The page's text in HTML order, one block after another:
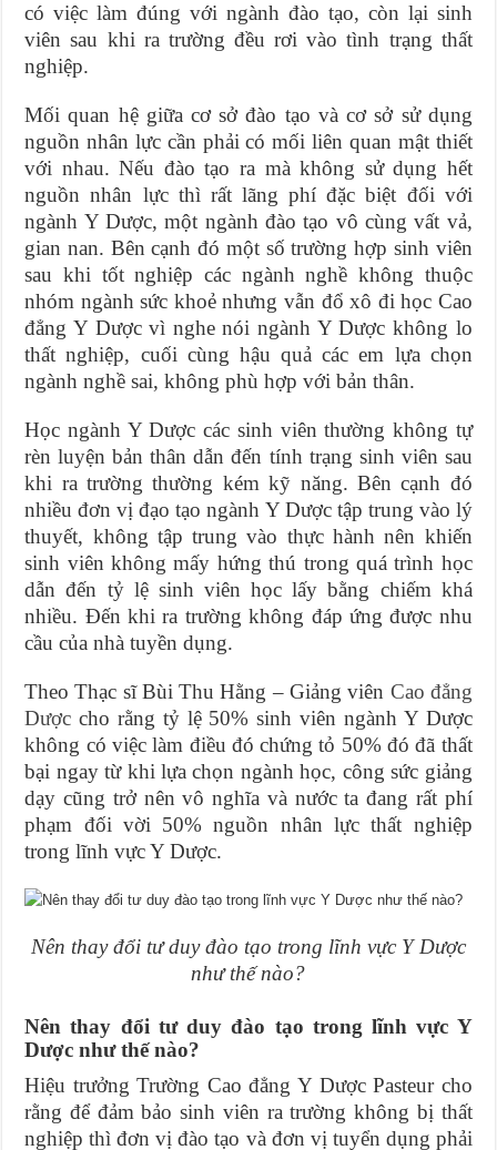
có việc làm đúng với ngành đào tạo, còn lại sinh
viên sau khi ra trường đều rơi vào tình trạng thất
nghiệp.
Mối quan hệ giữa cơ sở đào tạo và cơ sở sử dụng
nguồn nhân lực cần phải có mối liên quan mật thiết
với nhau. Nếu đào tạo ra mà không sử dụng hết
nguồn nhân lực thì rất lãng phí đặc biệt đối với
ngành Y Dược, một ngành đào tạo vô cùng vất vả,
gian nan. Bên cạnh đó một số trường hợp sinh viên
sau khi tốt nghiệp các ngành nghề không thuộc
nhóm ngành sức khoẻ nhưng vẫn đổ xô đi học Cao
đẳng Y Dược vì nghe nói ngành Y Dược không lo
thất nghiệp, cuối cùng hậu quả các em lựa chọn
ngành nghề sai, không phù hợp với bản thân.
Học ngành Y Dược các sinh viên thường không tự
rèn luyện bản thân dẫn đến tính trạng sinh viên sau
khi ra trường thường kém kỹ năng. Bên cạnh đó
nhiều đơn vị đạo tạo ngành Y Dược tập trung vào lý
thuyết, không tập trung vào thực hành nên khiến
sinh viên không mấy hứng thú trong quá trình học
dẫn đến tỷ lệ sinh viên học lấy bằng chiếm khá
nhiều. Đến khi ra trường không đáp ứng được nhu
cầu của nhà tuyền dụng.
Theo Thạc sĩ Bùi Thu Hằng – Giảng viên Cao đẳng
Dược cho rằng tỷ lệ 50% sinh viên ngành Y Dược
không có việc làm điều đó chứng tỏ 50% đó đã thất
bại ngay từ khi lựa chọn ngành học, công sức giảng
dạy cũng trở nên vô nghĩa và nước ta đang rất phí
phạm đối vời 50% nguồn nhân lực thất nghiệp
trong lĩnh vực Y Dược.
Nên thay đổi tư duy đào tạo trong lĩnh vực Y Dược
như thế nào?
Nên thay đổi tư duy đào tạo trong lĩnh vực Y
Dược như thế nào?
Hiệu trưởng Trường Cao đẳng Y Dược Pasteur cho
rằng để đảm bảo sinh viên ra trường không bị thất
nghiệp thì đơn vị đào tạo và đơn vị tuyển dụng phải